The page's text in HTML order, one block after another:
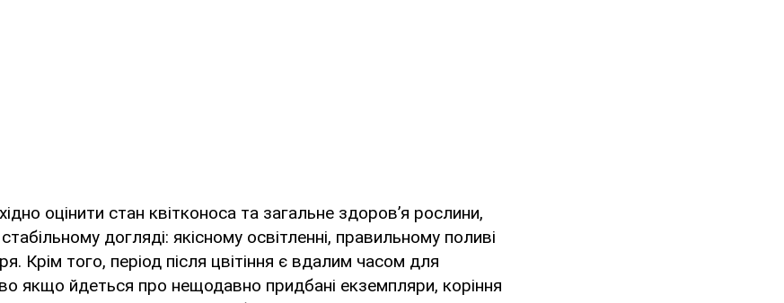
оцінити стан квітконоса та загальне здоров’я рослини,
догляді: якісному освітленні, правильному поливі
Крім того, період після цвітіння є вдалим часом для
якщо йдеться про нещодавно придбані екземпляри, коріння